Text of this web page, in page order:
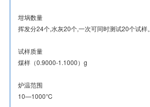
坩埚数量
挥发分24个,水灰20个,一次可同时测试20个试样。
试样质量
煤样（0.9000-1.1000）g
炉温范围
10—1000℃